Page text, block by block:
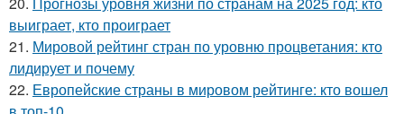
выиграет, кто проиграет
21. Мировой рейтинг стран по уровню процветания: кто
лидирует и почему
22. Европейские страны в мировом рейтинге: кто вошел